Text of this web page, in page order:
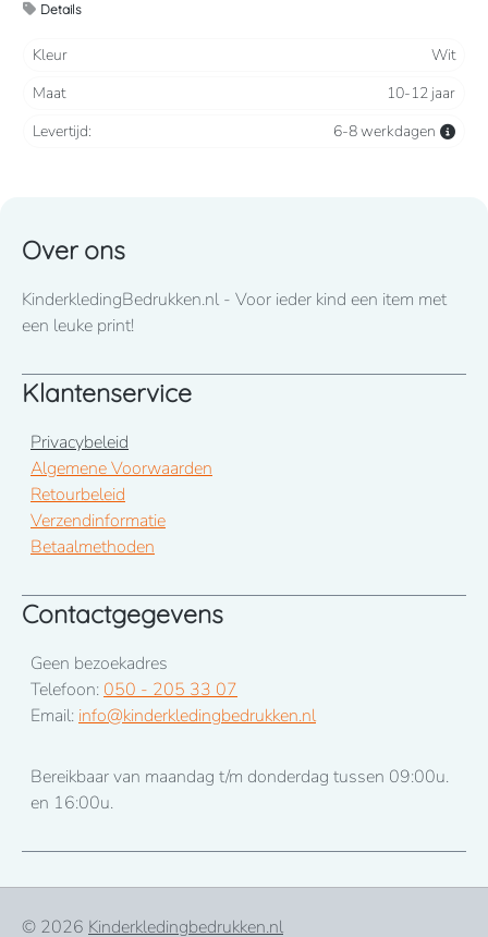
100% polyester Toon op toon ritssluiting. Capuchon
ritssluiting. Elastische mouwuiteinden. Opvouwbaar
volgens het K-Way® systeem.
Details
Kleur
Wit
Maat
10-12 jaar
Levertijd:
6-8 werkdagen
Over ons
KinderkledingBedrukken.nl - Voor ieder kind een item met
een leuke print!
Klantenservice
Privacybeleid
Algemene Voorwaarden
Retourbeleid
Verzendinformatie
Betaalmethoden
Contactgegevens
Geen bezoekadres
Telefoon: 050 - 205 33 07
Email: info@kinderkledingbedrukken.nl
Bereikbaar van maandag t/m donderdag tussen 09:00u.
en 16:00u.
© 2026 Kinderkledingbedrukken.nl